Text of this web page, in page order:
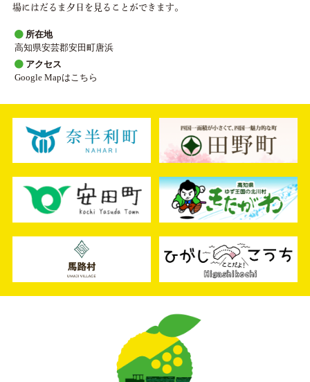
場にはだるま夕日を見ることができます。
所在地
高知県安芸郡安田町唐浜
アクセス
Google Mapはこちら